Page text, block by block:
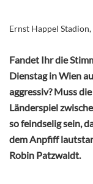
Ernst Happel
Fandet Ihr die
Dienstag in Wien
aggressiv? Muss
Länderspiel
so feindselig sein,
dem Anpfiff
Robin Patzwaldt.